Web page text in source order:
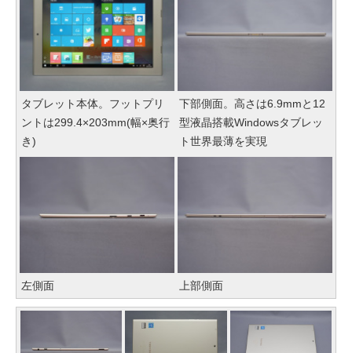
タブレット本体。フットプリ
ントは299.4×203mm(幅×奥行
き)
下部側面。高さは6.9mmと12
型液晶搭載Windowsタブレッ
ト世界最薄を実現
左側面 上部側面